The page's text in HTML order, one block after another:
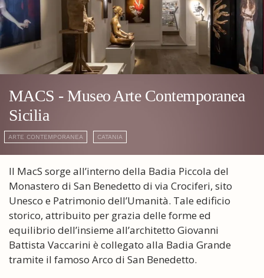
MACS - Museo Arte Contemporanea
Sicilia
ARTE CONTEMPORANEA CATANIA
Il MacS sorge all’interno della Badia Piccola del
Monastero di San Benedetto di via Crociferi, sito
Unesco e Patrimonio dell’Umanità. Tale edificio
storico, attribuito per grazia delle forme ed
equilibrio dell’insieme all’architetto Giovanni
Battista Vaccarini è collegato alla Badia Grande
tramite il famoso Arco di San Benedetto.